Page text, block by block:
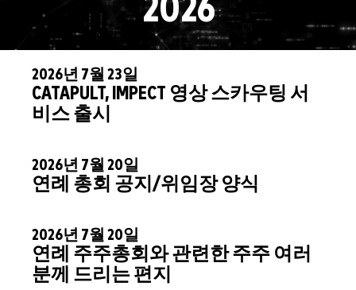
2026
2026년 7월 23일
CATAPULT, IMPECT 영상 스카우팅 서
비스 출시
2026년 7월 20일
연례 총회 공지/위임장 양식
2026년 7월 20일
연례 주주총회와 관련한 주주 여러
분께 드리는 편지